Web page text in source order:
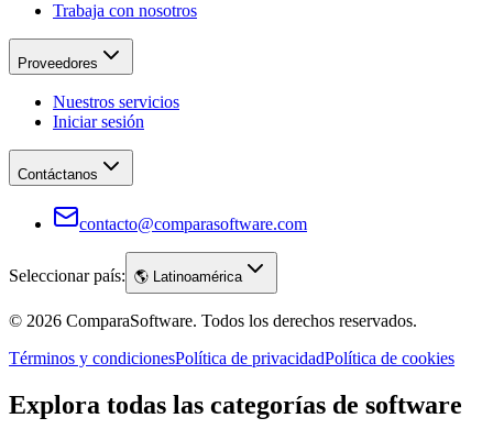
Trabaja con nosotros
Proveedores
Nuestros servicios
Iniciar sesión
Contáctanos
contacto@comparasoftware.com
Seleccionar país: 🌎 Latinoamérica
© 2026 ComparaSoftware. Todos los derechos reservados.
Términos y condicionesPolítica de privacidadPolítica de cookies
Explora todas las categorías de software